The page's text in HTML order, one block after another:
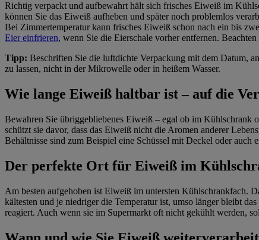
Richtig verpackt und aufbewahrt hält sich frisches Eiweiß im
können Sie das Eiweiß aufheben und später noch problemlos
Bei Zimmertemperatur kann frisches Eiweiß schon nach ein bis
Eier einfrieren, wenn Sie die Eierschale vorher entfernen.
Tipp: Beschriften Sie die luftdichte Verpackung mit dem Datum,
zu lassen, nicht in der Mikrowelle oder in heißem Wasser.
Wie lange Eiweiß haltbar ist – auf die
Bewahren Sie übriggebliebenes Eiweiß – egal ob im Kühlschrank
schützt sie davor, dass das Eiweiß nicht die Aromen anderer
Behältnisse sind zum Beispiel eine Schüssel mit Deckel oder auch
Der perfekte Ort für Eiweiß im
Am besten aufgehoben ist Eiweiß im untersten Kühlschrankfach.
kältesten und je niedriger die Temperatur ist, umso länger bleibt
reagiert. Auch wenn sie im Supermarkt oft nicht gekühlt werden,